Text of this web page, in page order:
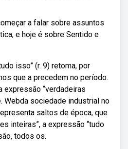
a falar sobre assuntos
e hoje é sobre Sentido e
isso” (r. 9) retoma, por
que a precedem no período.
expressão “verdadeiras
Webda sociedade industrial no
saltos de época, que
inteiras”, a expressão “tudo
todos os.